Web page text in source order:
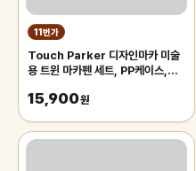
11번가
Touch Parker 디자인마카 미술
용 트윈 마카펜 세트, PP케이스,
15,900원